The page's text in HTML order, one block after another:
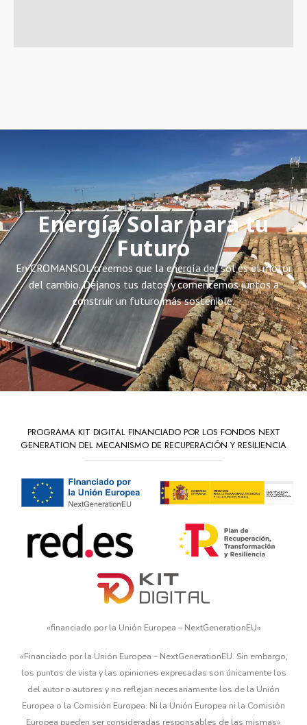
Energía Solar para tu
Futuro
En CROMANSOL creemos que la energía del sol es el motor
del cambio. Déjanos tus datos y comencemos juntos a
construir un futuro más sostenible.
PROGRAMA KIT DIGITAL FINANCIADO POR LOS FONDOS NEXT
GENERATION DEL MECANISMO DE RECUPERACIÓN Y RESILIENCIA
«financiado por la Unión Europea – NextGenerationEU»
«Financiado por la Unión Europea – NextGenerationEU. Sin embargo,
los puntos de vista y las opiniones expresadas son únicamente los
del autor o autores y no reflejan necesariamente los de la Unión
Europea o la Comisión Europea. Ni la Unión Europea ni la Comisión
Europea pueden ser consideradas responsables de las mismas»